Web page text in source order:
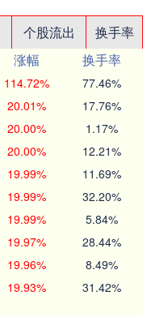
个股流出
换手率
涨幅
换手率
114.72% 77.46%
20.01% 17.76%
20.00% 1.17%
20.00% 12.21%
19.99% 11.69%
19.99% 32.20%
19.99% 5.84%
19.97% 28.44%
19.96% 8.49%
19.93% 31.42%